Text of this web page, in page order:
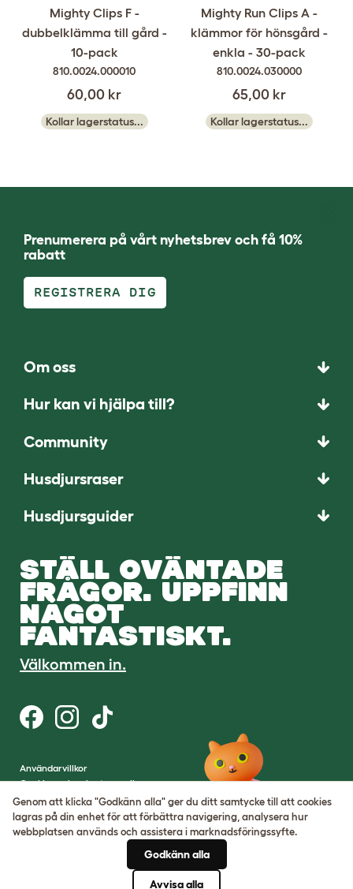
Mighty Clips F -
dubbelklämma till gård -
10-pack
810.0024.000010
60,00 kr
Kollar lagerstatus...
Mighty Run Clips A -
klämmor för hönsgård -
enkla - 30-pack
810.0024.030000
65,00 kr
Kollar lagerstatus...
Prenumerera på vårt nyhetsbrev och få 10%
rabatt
REGISTRERA DIG
Om oss
Hur kan vi hjälpa till?
Community
Husdjursraser
Husdjursguider
STÄLL OVÄNTADE
FRÅGOR. UPPFINN
NÅGOT
FANTASTISKT.
Välkommen in.
Användarvillkor
Cookies och sekretesspolicy
Cookie Settings
Hemsidekarta
VAT-nummer: SE502080795301
Genom att klicka "Godkänn alla" ger du ditt samtycke till att cookies
lagras på din enhet för att förbättra navigering, analysera hur
webbplatsen används och assistera i marknadsföringssyfte.
Godkänn alla
Avvisa alla